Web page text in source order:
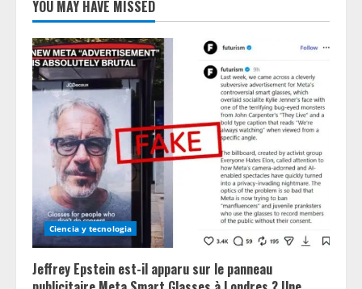
YOU MAY HAVE MISSED
Ciencia y tecnologia
Jeffrey Epstein est-il apparu sur le panneau